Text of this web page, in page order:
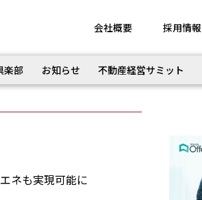
会社概要 採用情報
楽部 お知らせ 不動産経営サミット
ネも実現可能に